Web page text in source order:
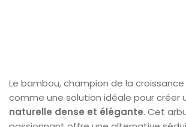
Le bambou, champion de la croissance
comme une solution idéale pour créer
naturelle dense et élégante. Cet